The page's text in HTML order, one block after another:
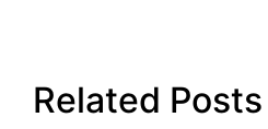
Related Posts